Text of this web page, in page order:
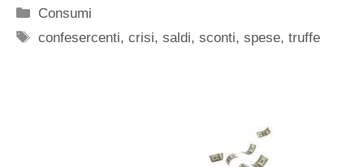
Categorie
Consumi
Tag
confesercenti,crisi,saldi,sconti,spese,truffe